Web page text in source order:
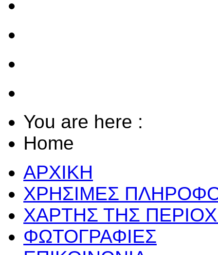
You are here :
Home
ΑΡΧΙΚΗ
ΧΡΗΣΙΜΕΣ
ΧΑΡΤΗΣ ΤΗΣ
ΦΩΤΟΓΡΑΦΙΕΣ